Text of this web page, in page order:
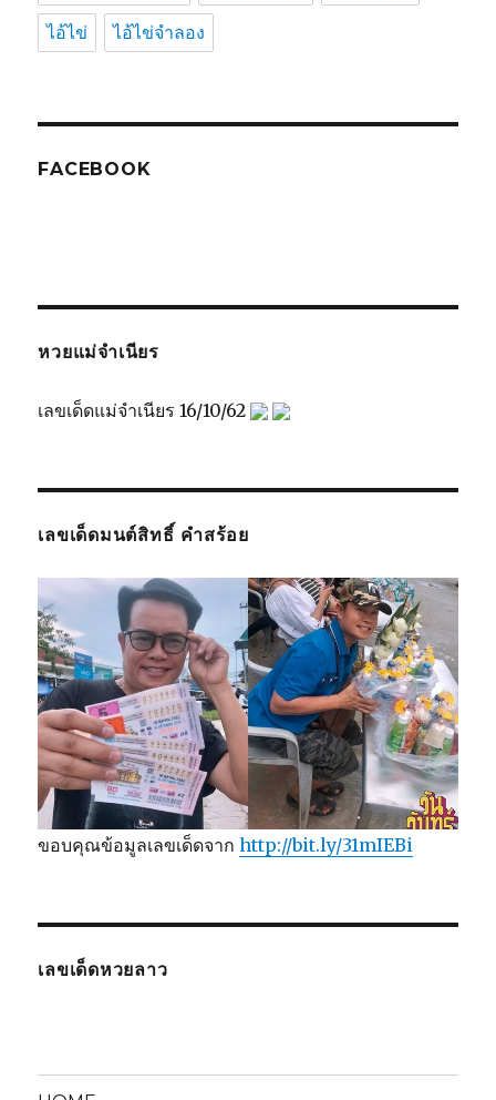
ไอ้ไข่ ไอ้ไข่จำลอง
FACEBOOK
หวยแม่จำเนียร
เลขเด็ดแม่จำเนียร 16/10/62
เลขเด็ดมนต์สิทธิ์ คำสร้อย
ขอบคุณข้อมูลเลขเด็ดจากhttp://bit.ly/31mIEBi
เลขเด็ดหวยลาว